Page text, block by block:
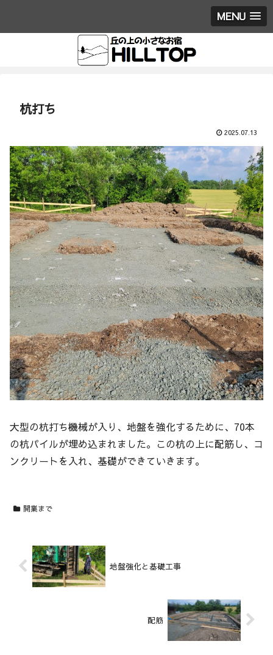
MENU
杭打ち
2025.07.13
大型の杭打ち機械が入り、地盤を強化するために、70本
の杭パイルが埋め込まれました。この杭の上に配筋し、コ
ンクリートを入れ、基礎ができていきます。
開業まで
地盤強化と基礎工事
配筋